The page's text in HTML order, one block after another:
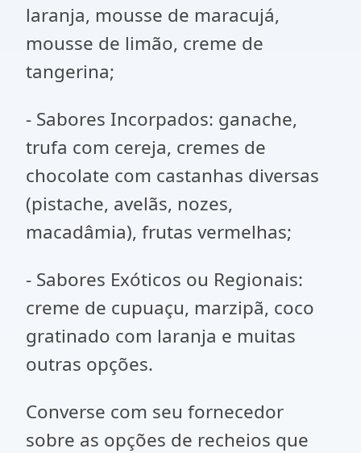
laranja, mousse de maracujá,
mousse de limão, creme de
tangerina;
- Sabores Incorpados: ganache,
trufa com cereja, cremes de
chocolate com castanhas diversas
(pistache, avelãs, nozes,
macadâmia), frutas vermelhas;
- Sabores Exóticos ou Regionais:
creme de cupuaçu, marzipã, coco
gratinado com laranja e muitas
outras opções.
Converse com seu fornecedor
sobre as opções de recheios que